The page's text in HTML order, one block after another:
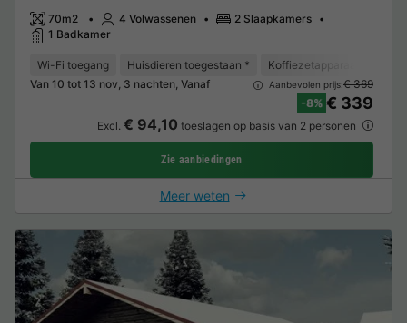
70m2 4 Volwassenen
2 Slaapkamers
1 Badkamer
Wi-Fi toegang Huisdieren toegestaan * Koffiezetapparaat
Van 10 tot 13 nov, 3 nachten, Vanaf
Aanbevolen prijs:€ 369
-8% € 339
Excl. € 94,10 toeslagen op basis van 2 personen
Zie aanbiedingen
Meer weten